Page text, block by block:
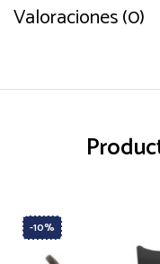
Valoraciones (0)
-10%